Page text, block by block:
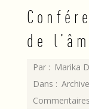
de
2025-
11-
30
Par : Marika
Dans :
Commentaires